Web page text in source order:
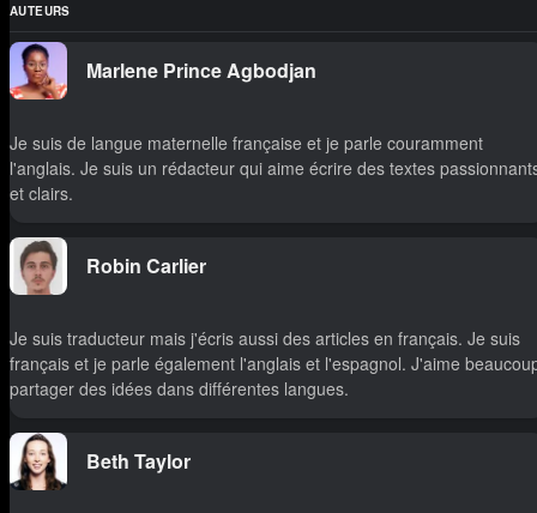
AUTEURS
Marlene Prince Agbodjan
Je suis de langue maternelle française et je parle couramment
l'anglais. Je suis un rédacteur qui aime écrire des textes
et clairs.
Robin Carlier
Je suis traducteur mais j'écris aussi des articles en français. Je suis
français et je parle également l'anglais et l'espagnol. J'aime
partager des idées dans différentes langues.
Beth Taylor